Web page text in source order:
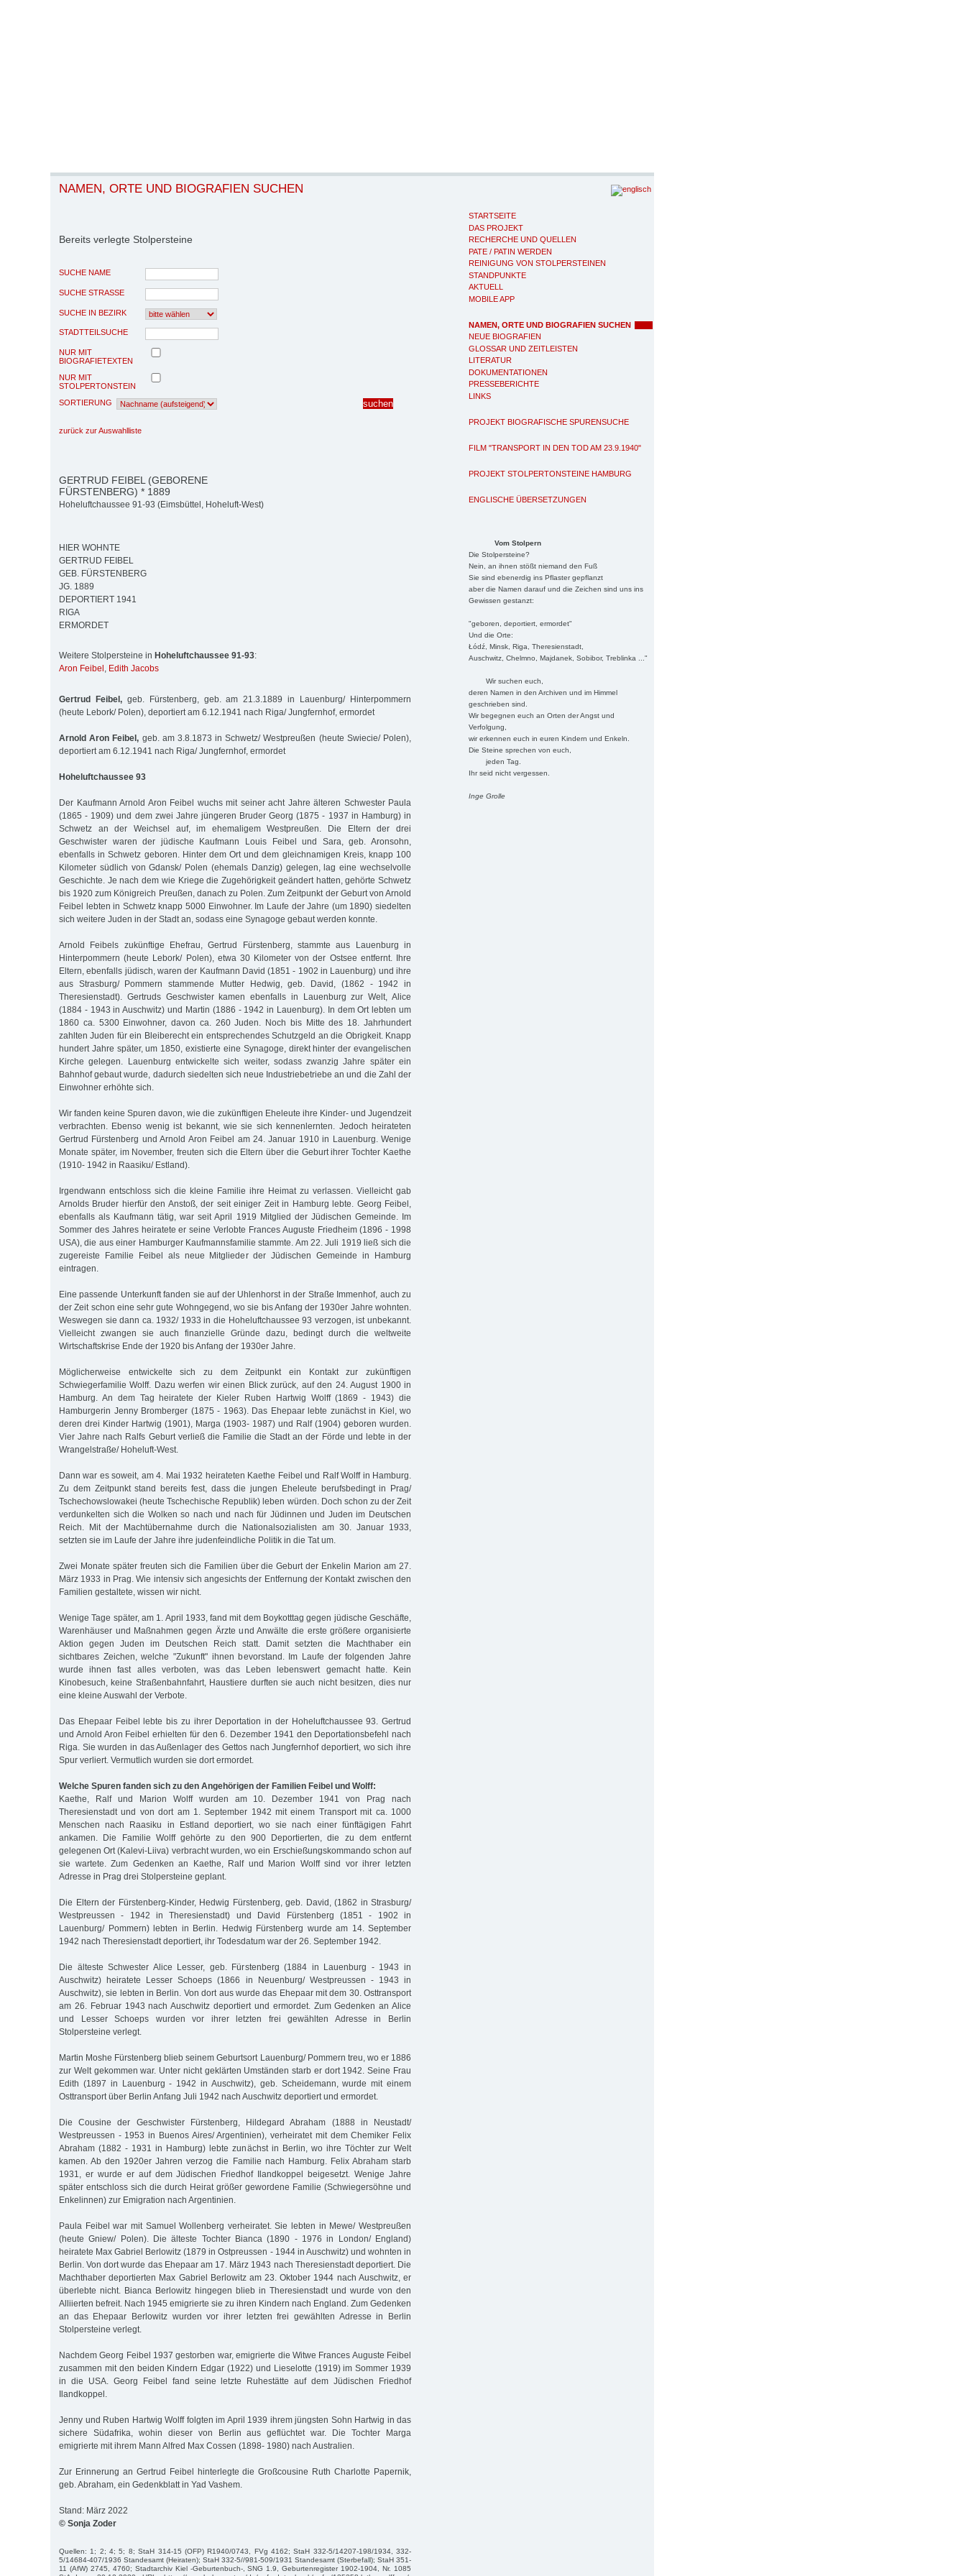
STARTSEITE
DAS PROJEKT
RECHERCHE UND QUELLEN
PATE / PATIN WERDEN
REINIGUNG VON STOLPERSTEINEN
STANDPUNKTE
AKTUELL
MOBILE APP
NAMEN, ORTE UND BIOGRAFIEN SUCHEN
NEUE BIOGRAFIEN
GLOSSAR UND ZEITLEISTEN
LITERATUR
DOKUMENTATIONEN
PRESSEBERICHTE
LINKS
PROJEKT BIOGRAFISCHE SPURENSUCHE
FILM "TRANSPORT IN DEN TOD AM 23.9.1940"
PROJEKT STOLPERTONSTEINE HAMBURG
ENGLISCHE ÜBERSETZUNGEN
Vom Stolpern
Die Stolpersteine?
Nein, an ihnen stößt niemand den Fuß
Sie sind ebenerdig ins Pflaster gepflanzt
aber die Namen darauf und die Zeichen sind uns ins
Gewissen gestanzt:
"geboren, deportiert, ermordet"
Und die Orte:
Łódź, Minsk, Riga, Theresienstadt,
Auschwitz, Chelmno, Majdanek, Sobibor, Treblinka ..."
Wir suchen euch,
deren Namen in den Archiven und im Himmel
geschrieben sind.
Wir begegnen euch an Orten der Angst und
Verfolgung,
wir erkennen euch in euren Kindern und Enkeln.
Die Steine sprechen von euch,
jeden Tag.
Ihr seid nicht vergessen.
Inge Grolle
NAMEN, ORTE UND BIOGRAFIEN SUCHEN
Bereits verlegte Stolpersteine
SUCHE NAME
SUCHE STRASSE
SUCHE IN BEZIRK
STADTTEILSUCHE
NUR MIT
BIOGRAFIETEXTEN
NUR MIT
STOLPERTONSTEIN
SORTIERUNG
zurück zur Auswahlliste
GERTRUD FEIBEL (GEBORENE
FÜRSTENBERG) * 1889
Hoheluftchaussee 91-93 (Eimsbüttel, Hoheluft-West)
HIER WOHNTE
GERTRUD FEIBEL
GEB. FÜRSTENBERG
JG. 1889
DEPORTIERT 1941
RIGA
ERMORDET
Weitere Stolpersteine in Hoheluftchaussee 91-93:
Aron Feibel , Edith Jacobs
Gertrud Feibel,geb. Fürstenberg, geb. am 21.3.1889 in Lauenburg/ Hinterpommern
(heute Lebork/ Polen), deportiert am 6.12.1941 nach Riga/ Jungfernhof, ermordet
Arnold Aron Feibel, geb. am 3.8.1873 in Schwetz/ Westpreußen (heute Swiecie/ Polen),
deportiert am 6.12.1941 nach Riga/ Jungfernhof, ermordet
Hoheluftchaussee 93
Der Kaufmann Arnold Aron Feibel wuchs mit seiner acht Jahre älteren Schwester Paula
(1865 - 1909) und dem zwei Jahre jüngeren Bruder Georg (1875 - 1937 in Hamburg) in
Schwetz an der Weichsel auf, im ehemaligem Westpreußen. Die Eltern der drei
Geschwister waren der jüdische Kaufmann Louis Feibel und Sara, geb. Aronsohn,
ebenfalls in Schwetz geboren. Hinter dem Ort und dem gleichnamigen Kreis, knapp 100
Kilometer südlich von Gdansk/ Polen (ehemals Danzig) gelegen, lag eine wechselvolle
Geschichte. Je nach dem wie Kriege die Zugehörigkeit geändert hatten, gehörte Schwetz
bis 1920 zum Königreich Preußen, danach zu Polen. Zum Zeitpunkt der Geburt von Arnold
Feibel lebten in Schwetz knapp 5000 Einwohner. Im Laufe der Jahre (um 1890) siedelten
sich weitere Juden in der Stadt an, sodass eine Synagoge gebaut werden konnte.
Arnold Feibels zukünftige Ehefrau, Gertrud Fürstenberg, stammte aus Lauenburg in
Hinterpommern (heute Lebork/ Polen), etwa 30 Kilometer von der Ostsee entfernt. Ihre
Eltern, ebenfalls jüdisch, waren der Kaufmann David (1851 - 1902 in Lauenburg) und ihre
aus Strasburg/ Pommern stammende Mutter Hedwig, geb. David, (1862 - 1942 in
Theresienstadt). Gertruds Geschwister kamen ebenfalls in Lauenburg zur Welt, Alice
(1884 - 1943 in Auschwitz) und Martin (1886 - 1942 in Lauenburg). In dem Ort lebten um
1860 ca. 5300 Einwohner, davon ca. 260 Juden. Noch bis Mitte des 18. Jahrhundert
zahlten Juden für ein Bleiberecht ein entsprechendes Schutzgeld an die Obrigkeit. Knapp
hundert Jahre später, um 1850, existierte eine Synagoge, direkt hinter der evangelischen
Kirche gelegen. Lauenburg entwickelte sich weiter, sodass zwanzig Jahre später ein
Bahnhof gebaut wurde, dadurch siedelten sich neue Industriebetriebe an und die Zahl der
Einwohner erhöhte sich.
Wir fanden keine Spuren davon, wie die zukünftigen Eheleute ihre Kinder- und Jugendzeit
verbrachten. Ebenso wenig ist bekannt, wie sie sich kennenlernten. Jedoch heirateten
Gertrud Fürstenberg und Arnold Aron Feibel am 24. Januar 1910 in Lauenburg. Wenige
Monate später, im November, freuten sich die Eltern über die Geburt ihrer Tochter Kaethe
(1910- 1942 in Raasiku/ Estland).
Irgendwann entschloss sich die kleine Familie ihre Heimat zu verlassen. Vielleicht gab
Arnolds Bruder hierfür den Anstoß, der seit einiger Zeit in Hamburg lebte. Georg Feibel,
ebenfalls als Kaufmann tätig, war seit April 1919 Mitglied der Jüdischen Gemeinde. Im
Sommer des Jahres heiratete er seine Verlobte Frances Auguste Friedheim (1896 - 1998
USA), die aus einer Hamburger Kaufmannsfamilie stammte. Am 22. Juli 1919 ließ sich die
zugereiste Familie Feibel als neue Mitglieder der Jüdischen Gemeinde in Hamburg
eintragen.
Eine passende Unterkunft fanden sie auf der Uhlenhorst in der Straße Immenhof, auch zu
der Zeit schon eine sehr gute Wohngegend, wo sie bis Anfang der 1930er Jahre wohnten.
Weswegen sie dann ca. 1932/ 1933 in die Hoheluftchaussee 93 verzogen, ist unbekannt.
Vielleicht zwangen sie auch finanzielle Gründe dazu, bedingt durch die weltweite
Wirtschaftskrise Ende der 1920 bis Anfang der 1930er Jahre.
Möglicherweise entwickelte sich zu dem Zeitpunkt ein Kontakt zur zukünftigen
Schwiegerfamilie Wolff. Dazu werfen wir einen Blick zurück, auf den 24. August 1900 in
Hamburg. An dem Tag heiratete der Kieler Ruben Hartwig Wolff (1869 - 1943) die
Hamburgerin Jenny Bromberger (1875 - 1963). Das Ehepaar lebte zunächst in Kiel, wo
deren drei Kinder Hartwig (1901), Marga (1903- 1987) und Ralf (1904) geboren wurden.
Vier Jahre nach Ralfs Geburt verließ die Familie die Stadt an der Förde und lebte in der
Wrangelstraße/ Hoheluft-West.
Dann war es soweit, am 4. Mai 1932 heirateten Kaethe Feibel und Ralf Wolff in Hamburg.
Zu dem Zeitpunkt stand bereits fest, dass die jungen Eheleute berufsbedingt in Prag/
Tschechowslowakei (heute Tschechische Republik) leben würden. Doch schon zu der Zeit
verdunkelten sich die Wolken so nach und nach für Jüdinnen und Juden im Deutschen
Reich. Mit der Machtübernahme durch die Nationalsozialisten am 30. Januar 1933,
setzten sie im Laufe der Jahre ihre judenfeindliche Politik in die Tat um.
Zwei Monate später freuten sich die Familien über die Geburt der Enkelin Marion am 27.
März 1933 in Prag. Wie intensiv sich angesichts der Entfernung der Kontakt zwischen den
Familien gestaltete, wissen wir nicht.
Wenige Tage später, am 1. April 1933, fand mit dem Boykotttag gegen jüdische Geschäfte,
Warenhäuser und Maßnahmen gegen Ärzte und Anwälte die erste größere organisierte
Aktion gegen Juden im Deutschen Reich statt. Damit setzten die Machthaber ein
sichtbares Zeichen, welche "Zukunft" ihnen bevorstand. Im Laufe der folgenden Jahre
wurde ihnen fast alles verboten, was das Leben lebenswert gemacht hatte. Kein
Kinobesuch, keine Straßenbahnfahrt, Haustiere durften sie auch nicht besitzen, dies nur
eine kleine Auswahl der Verbote.
Das Ehepaar Feibel lebte bis zu ihrer Deportation in der Hoheluftchaussee 93. Gertrud
und Arnold Aron Feibel erhielten für den 6. Dezember 1941 den Deportationsbefehl nach
Riga. Sie wurden in das Außenlager des Gettos nach Jungfernhof deportiert, wo sich ihre
Spur verliert. Vermutlich wurden sie dort ermordet.
Welche Spuren fanden sich zu den Angehörigen der Familien Feibel und Wolff:
Kaethe, Ralf und Marion Wolff wurden am 10. Dezember 1941 von Prag nach
Theresienstadt und von dort am 1. September 1942 mit einem Transport mit ca. 1000
Menschen nach Raasiku in Estland deportiert, wo sie nach einer fünftägigen Fahrt
ankamen. Die Familie Wolff gehörte zu den 900 Deportierten, die zu dem entfernt
gelegenen Ort (Kalevi-Liiva) verbracht wurden, wo ein Erschießungskommando schon auf
sie wartete. Zum Gedenken an Kaethe, Ralf und Marion Wolff sind vor ihrer letzten
Adresse in Prag drei Stolpersteine geplant.
Die Eltern der Fürstenberg-Kinder, Hedwig Fürstenberg, geb. David, (1862 in Strasburg/
Westpreussen - 1942 in Theresienstadt) und David Fürstenberg (1851 - 1902 in
Lauenburg/ Pommern) lebten in Berlin. Hedwig Fürstenberg wurde am 14. September
1942 nach Theresienstadt deportiert, ihr Todesdatum war der 26. September 1942.
Die älteste Schwester Alice Lesser, geb. Fürstenberg (1884 in Lauenburg - 1943 in
Auschwitz) heiratete Lesser Schoeps (1866 in Neuenburg/ Westpreussen - 1943 in
Auschwitz), sie lebten in Berlin. Von dort aus wurde das Ehepaar mit dem 30. Osttransport
am 26. Februar 1943 nach Auschwitz deportiert und ermordet. Zum Gedenken an Alice
und Lesser Schoeps wurden vor ihrer letzten frei gewählten Adresse in Berlin
Stolpersteine verlegt.
Martin Moshe Fürstenberg blieb seinem Geburtsort Lauenburg/ Pommern treu, wo er 1886
zur Welt gekommen war. Unter nicht geklärten Umständen starb er dort 1942. Seine Frau
Edith (1897 in Lauenburg - 1942 in Auschwitz), geb. Scheidemann, wurde mit einem
Osttransport über Berlin Anfang Juli 1942 nach Auschwitz deportiert und ermordet.
Die Cousine der Geschwister Fürstenberg, Hildegard Abraham (1888 in Neustadt/
Westpreussen - 1953 in Buenos Aires/ Argentinien), verheiratet mit dem Chemiker Felix
Abraham (1882 - 1931 in Hamburg) lebte zunächst in Berlin, wo ihre Töchter zur Welt
kamen. Ab den 1920er Jahren verzog die Familie nach Hamburg. Felix Abraham starb
1931, er wurde er auf dem Jüdischen Friedhof Ilandkoppel beigesetzt. Wenige Jahre
später entschloss sich die durch Heirat größer gewordene Familie (Schwiegersöhne und
Enkelinnen) zur Emigration nach Argentinien.
Paula Feibel war mit Samuel Wollenberg verheiratet. Sie lebten in Mewe/ Westpreußen
(heute Gniew/ Polen). Die älteste Tochter Bianca (1890 - 1976 in London/ England)
heiratete Max Gabriel Berlowitz (1879 in Ostpreussen - 1944 in Auschwitz) und wohnten in
Berlin. Von dort wurde das Ehepaar am 17. März 1943 nach Theresienstadt deportiert. Die
Machthaber deportierten Max Gabriel Berlowitz am 23. Oktober 1944 nach Auschwitz, er
überlebte nicht. Bianca Berlowitz hingegen blieb in Theresienstadt und wurde von den
Alliierten befreit. Nach 1945 emigrierte sie zu ihren Kindern nach England. Zum Gedenken
an das Ehepaar Berlowitz wurden vor ihrer letzten frei gewählten Adresse in Berlin
Stolpersteine verlegt.
Nachdem Georg Feibel 1937 gestorben war, emigrierte die Witwe Frances Auguste Feibel
zusammen mit den beiden Kindern Edgar (1922) und Lieselotte (1919) im Sommer 1939
in die USA. Georg Feibel fand seine letzte Ruhestätte auf dem Jüdischen Friedhof
Ilandkoppel.
Jenny und Ruben Hartwig Wolff folgten im April 1939 ihrem jüngsten Sohn Hartwig in das
sichere Südafrika, wohin dieser von Berlin aus geflüchtet war. Die Tochter Marga
emigrierte mit ihrem Mann Alfred Max Cossen (1898- 1980) nach Australien.
Zur Erinnerung an Gertrud Feibel hinterlegte die Großcousine Ruth Charlotte Papernik,
geb. Abraham, ein Gedenkblatt in Yad Vashem.
Stand: März 2022
© Sonja Zoder
Quellen: 1; 2; 4; 5; 8; StaH 314-15 (OFP) R1940/0743, FVg 4162; StaH 332-5/14207-198/1934, 332-
5/14684-407/1936 Standesamt (Heiraten); StaH 332-5//981-509/1931 Standesamt (Sterbefall); StaH 351-
11 (AfW) 2745, 4760; Stadtarchiv Kiel -Geburtenbuch-, SNG 1.9, Geburtenregister 1902-1904, Nr. 1085